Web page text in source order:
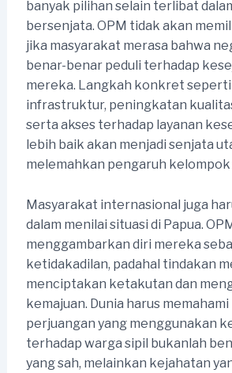
banyak pilihan selain terlibat
bersenjata. OPM tidak akan
jika masyarakat merasa bahwa
benar-benar peduli terhadap
mereka. Langkah konkret
infrastruktur, peningkatan
serta akses terhadap layanan
lebih baik akan menjadi senjata
melemahkan pengaruh
Masyarakat internasional juga
dalam menilai situasi di Papua.
menggambarkan diri mereka
ketidakadilan, padahal tindakan
menciptakan ketakutan dan
kemajuan. Dunia harus memahami
perjuangan yang menggunakan
terhadap warga sipil bukanlah
yang sah, melainkan kejahatan